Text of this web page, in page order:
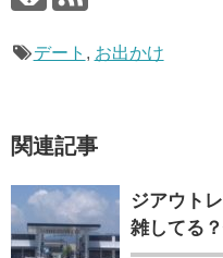
デート , お出かけ
関連記事
ジアウト
雑してる